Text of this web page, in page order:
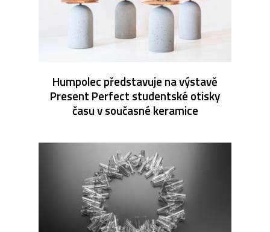
Humpolec představuje na výstavě
Present Perfect studentské otisky
času v současné keramice